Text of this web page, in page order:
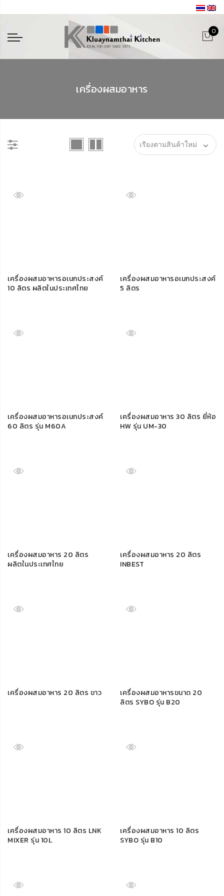
0
เครื่องผสมอาหาร
เครื่องผสมอาหารอเนกประสงค์
10 ลิตร ผลิตในประเทศไทย
เครื่องผสมอาหารอเนกประสงค์
5 ลิตร
เครื่องผสมอาหารอเนกประสงค์
60 ลิตร รุ่น M60A
เครื่องผสมอาหาร 30 ลิตร ยี่ห้อ
HW รุ่น UM-30
เครื่องผสมอาหาร 20 ลิตร
ผลิตในประเทศไทย
เครื่องผสมอาหาร 20 ลิตร
INBEST
เครื่องผสมอาหาร 20 ลิตร ขาว
เครื่องผสมอาหารขนาด 20
ลิตร SYBO รุ่น B20
เครื่องผสมอาหาร 10 ลิตร LNK
MIXER รุ่น 10L
เครื่องผสมอาหาร 10 ลิตร
SYBO รุ่น B10